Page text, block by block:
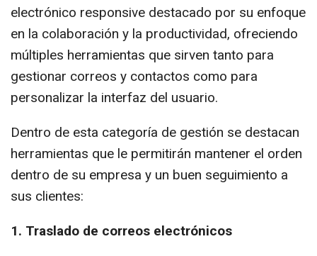
electrónico responsive destacado por su enfoque
en la colaboración y la productividad, ofreciendo
múltiples herramientas que sirven tanto para
gestionar correos y contactos como para
personalizar la interfaz del usuario.
Dentro de esta categoría de gestión se destacan
herramientas que le permitirán mantener el orden
dentro de su empresa y un buen seguimiento a
sus clientes:
1. Traslado de correos electrónicos